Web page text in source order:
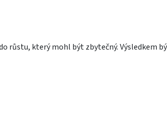
růstu, který mohl být zbytečný. Výsledkem